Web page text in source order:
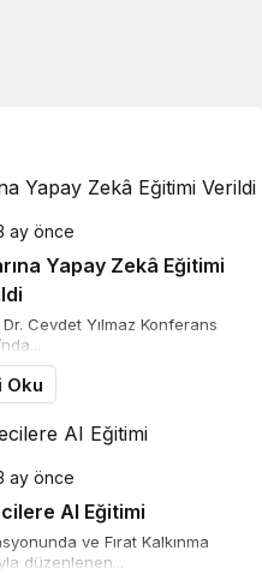
ay önce
Yapay Zekâ Eğitimi
Cevdet Yılmaz Konferans
Oku
ay önce
AI Eğitimi
ve Fırat Kalkınma
düzenlenen...